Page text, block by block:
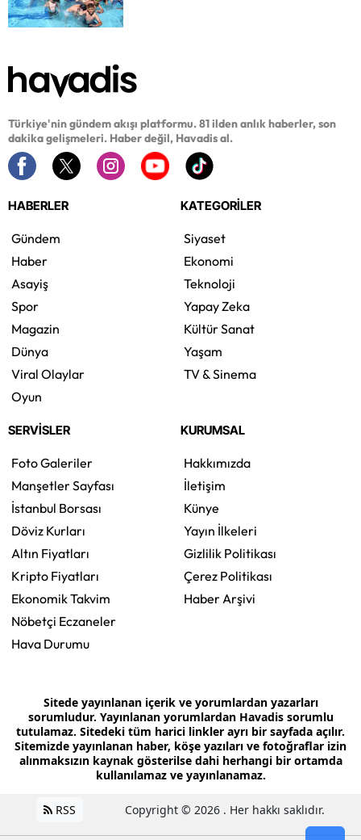
Türkiye'nin gündem akışı platformu. 81 ilden anlık haberler, son
dakika gelişmeleri. Haber değil, Havadis al.
HABERLER
Gündem
Haber
Asayiş
Spor
Magazin
Dünya
Viral Olaylar
Oyun
KATEGORİLER
Siyaset
Ekonomi
Teknoloji
Yapay Zeka
Kültür Sanat
Yaşam
TV & Sinema
SERVİSLER
Foto Galeriler
Manşetler Sayfası
İstanbul Borsası
Döviz Kurları
Altın Fiyatları
Kripto Fiyatları
Ekonomik Takvim
Nöbetçi Eczaneler
Hava Durumu
KURUMSAL
Hakkımızda
İletişim
Künye
Yayın İlkeleri
Gizlilik Politikası
Çerez Politikası
Haber Arşivi
Sitede yayınlanan içerik ve yorumlardan yazarları
sorumludur. Yayınlanan yorumlardan Havadis sorumlu
tutulamaz. Sitedeki tüm harici linkler ayrı bir sayfada açılır.
Sitemizde yayınlanan haber, köşe yazıları ve fotoğraflar izin
alınmaksızın kaynak gösterilse dahi herhangi bir ortamda
kullanılamaz ve yayınlanamaz.
RSS Copyright © 2026 . Her hakkı saklıdır.